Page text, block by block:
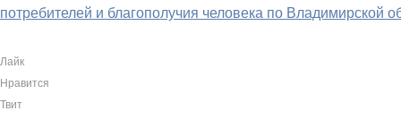
потребителей и благополучия человека по Владимирской
Лайк
Нравится
Твит